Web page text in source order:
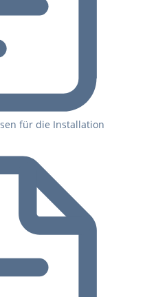
für die Installation